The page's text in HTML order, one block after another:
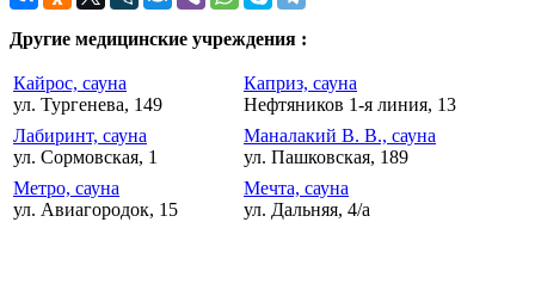
Другие медицинские учреждения :
Кайрос, сауна
ул. Тургенева, 149
Каприз, сауна
Нефтяников 1-я линия, 13
Лабиринт, сауна
ул. Сормовская, 1
Маналакий В. В., сауна
ул. Пашковская, 189
Метро, сауна
ул. Авиагородок, 15
Мечта, сауна
ул. Дальняя, 4/а